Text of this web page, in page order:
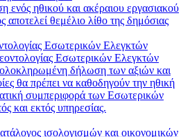
ενός ηθικού και ακέραιου εργασιακού
αποτελεί θεμέλιο λίθο της δημόσιας
Εσωτερικών Ελεγκτών
Εσωτερικών Ελεγκτών
ολοκληρωμένη δήλωση των αξιών και
θα πρέπει να καθοδηγούν την ηθική
συμπεριφορά των Εσωτερικών
και εκτός υπηρεσίας.
ισολογισμών και οικονομικών